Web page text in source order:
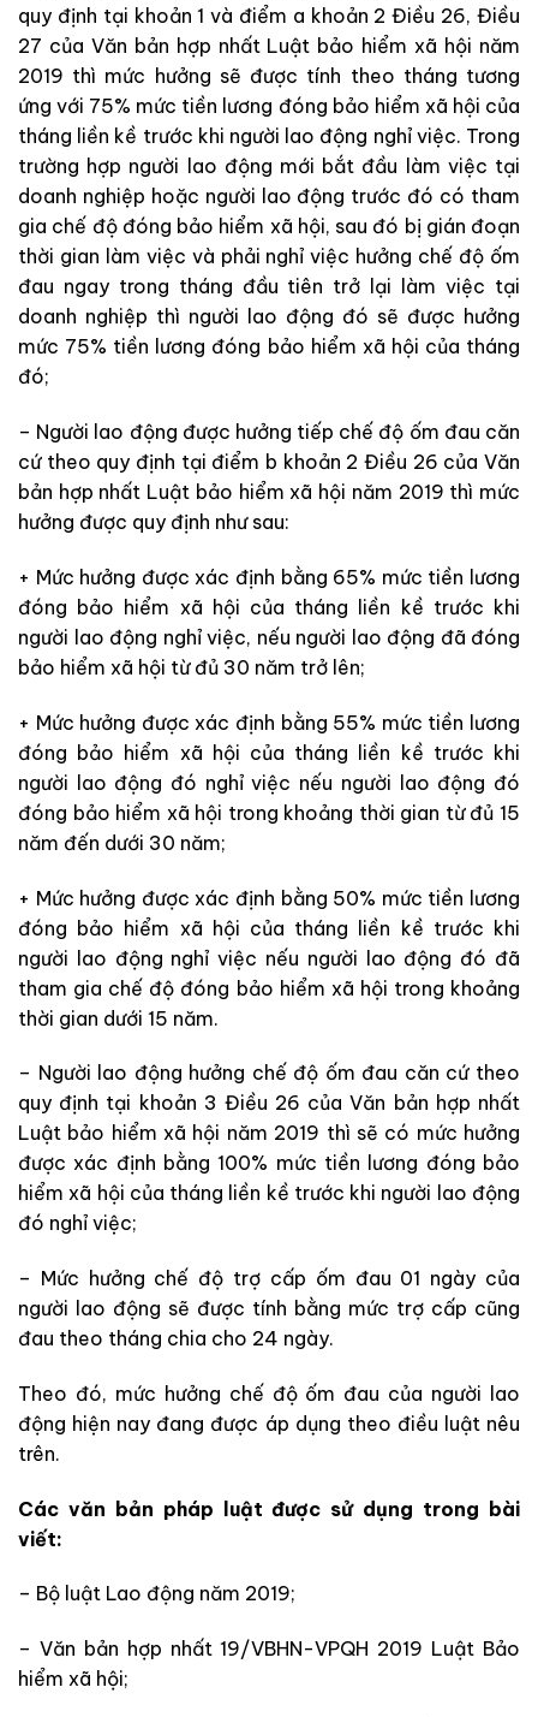
quy định tại khoản 1 và điểm a khoản 2 Điều 26, Điều
27 của Văn bản hợp nhất Luật bảo hiểm xã hội năm
2019 thì mức hưởng sẽ được tính theo tháng tương
ứng với 75% mức tiền lương đóng bảo hiểm xã hội của
tháng liền kề trước khi người lao động nghỉ việc. Trong
trường hợp người lao động mới bắt đầu làm việc tại
doanh nghiệp hoặc người lao động trước đó có tham
gia chế độ đóng bảo hiểm xã hội, sau đó bị gián đoạn
thời gian làm việc và phải nghỉ việc hưởng chế độ ốm
đau ngay trong tháng đầu tiên trở lại làm việc tại
doanh nghiệp thì người lao động đó sẽ được hưởng
mức 75% tiền lương đóng bảo hiểm xã hội của tháng
đó;
– Người lao động được hưởng tiếp chế độ ốm đau căn
cứ theo quy định tại điểm b khoản 2 Điều 26 của Văn
bản hợp nhất Luật bảo hiểm xã hội năm 2019 thì mức
hưởng được quy định như sau:
+ Mức hưởng được xác định bằng 65% mức tiền lương
đóng bảo hiểm xã hội của tháng liền kề trước khi
người lao động nghỉ việc, nếu người lao động đã đóng
bảo hiểm xã hội từ đủ 30 năm trở lên;
+ Mức hưởng được xác định bằng 55% mức tiền lương
đóng bảo hiểm xã hội của tháng liền kề trước khi
người lao động đó nghỉ việc nếu người lao động đó
đóng bảo hiểm xã hội trong khoảng thời gian từ đủ 15
năm đến dưới 30 năm;
+ Mức hưởng được xác định bằng 50% mức tiền lương
đóng bảo hiểm xã hội của tháng liền kề trước khi
người lao động nghỉ việc nếu người lao động đó đã
tham gia chế độ đóng bảo hiểm xã hội trong khoảng
thời gian dưới 15 năm.
– Người lao động hưởng chế độ ốm đau căn cứ theo
quy định tại khoản 3 Điều 26 của Văn bản hợp nhất
Luật bảo hiểm xã hội năm 2019 thì sẽ có mức hưởng
được xác định bằng 100% mức tiền lương đóng bảo
hiểm xã hội của tháng liền kề trước khi người lao động
đó nghỉ việc;
– Mức hưởng chế độ trợ cấp ốm đau 01 ngày của
người lao động sẽ được tính bằng mức trợ cấp cũng
đau theo tháng chia cho 24 ngày.
Theo đó, mức hưởng chế độ ốm đau của người lao
động hiện nay đang được áp dụng theo điều luật nêu
trên.
Các văn bản pháp luật được sử dụng trong bài
viết:
– Bộ luật Lao động năm 2019;
– Văn bản hợp nhất 19/VBHN-VPQH 2019 Luật Bảo
hiểm xã hội;